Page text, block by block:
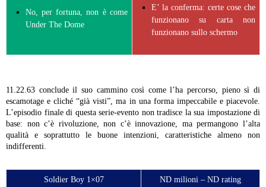
No, per fortuna, non è come
Under The Dome
E’ la conferma: certe cose che
funzionano su carta non
funzionano sullo schermo
11.22.63 conclude il suo cammino così come l’ha percorso, pieno sì di
escamotage e cliché “già visti”, ma in una forma impeccabile e piacevole.
L’episodio finale di questa serie-evento non tradisce la sua impostazione di
base: non c’è rivoluzione, non c’è innovazione, ma permangono l’alta
qualità e soprattutto le buone intenzioni, caratteristiche almeno non
indifferenti.
Soldier Boy 1×07 ND milioni – ND rating